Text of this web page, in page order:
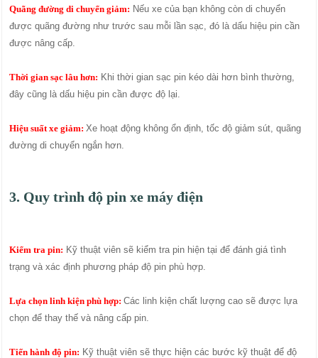
Quãng đường di chuyển giảm: Nếu xe của bạn không còn di chuyển
được quãng đường như trước sau mỗi lần sạc, đó là dấu hiệu pin cần
được nâng cấp.
Thời gian sạc lâu hơn: Khi thời gian sạc pin kéo dài hơn bình thường,
đây cũng là dấu hiệu pin cần được độ lại.
Hiệu suất xe giảm:Xe hoạt động không ổn định, tốc độ giảm sút, quãng
đường di chuyển ngắn hơn.
3. Quy trình độ pin xe máy điện
Kiểm tra pin: Kỹ thuật viên sẽ kiểm tra pin hiện tại để đánh giá tình
trạng và xác định phương pháp độ pin phù hợp.
Lựa chọn linh kiện phù hợp:Các linh kiện chất lượng cao sẽ được lựa
chọn để thay thế và nâng cấp pin.
Tiến hành độ pin: Kỹ thuật viên sẽ thực hiện các bước kỹ thuật để độ